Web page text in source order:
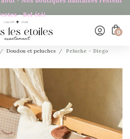
- Bel été!
 0
Doudou et peluches Peluche - Diego